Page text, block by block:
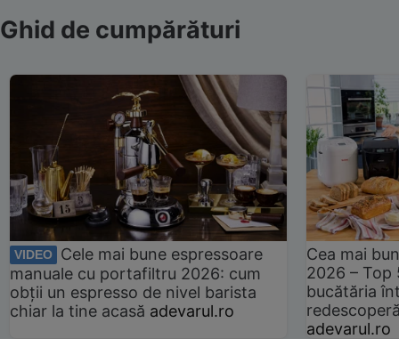
Ghid de cumpărături
VIDEO
Cele mai bune espressoare
manuale cu portafiltru 2026: cum
obții un espresso de nivel barista
chiar la tine acasă adevarul.ro
Cea mai
2026 –
bucătăria
adevarul.ro